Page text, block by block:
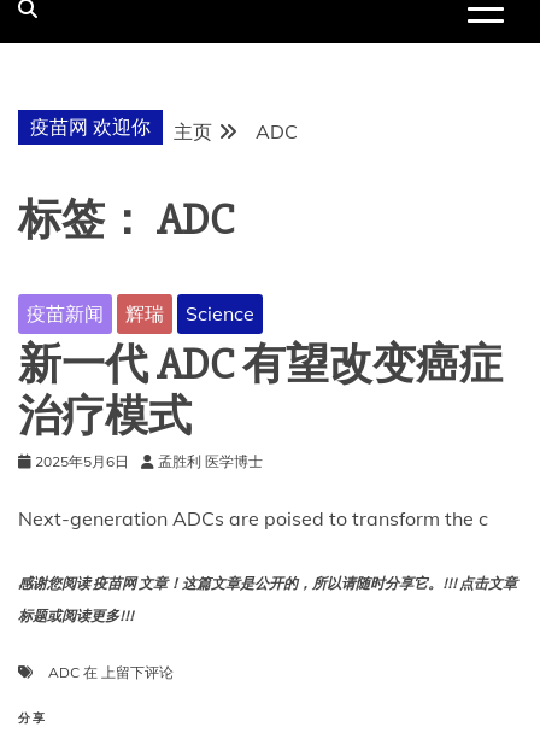
疫苗网 欢迎你 主页 ADC
标签： ADC
疫苗新闻 辉瑞 Science
新一代 ADC 有望改变癌症
治疗模式
2025年5月6日 孟胜利 医学博士
Next-generation ADCs are poised to transform the c
感谢您阅读 疫苗网 文章！这篇文章是公开的，所以请随时分享它。!!! 点击文章
标题或阅读更多!!!
ADC 在 新
上留下评论
分享